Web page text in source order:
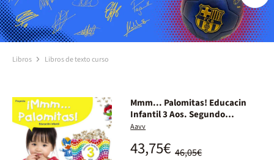
Libros Libros de texto curso
Mmm... Palomitas! Educacin
Infantil 3 Aos. Segundo
Trimestre
Aavv
46,05€
43,75€